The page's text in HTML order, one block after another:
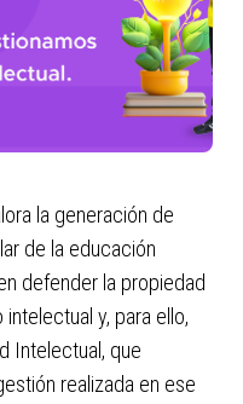
la generación de
de la educación
defender la propiedad
y, para ello,
Intelectual, que
realizada en ese